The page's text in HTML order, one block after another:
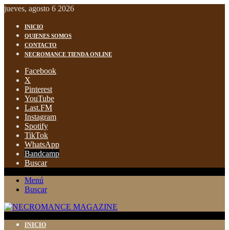
jueves, agosto 6 2026
INICIO
QUIENES SOMOS
CONTACTO
NECROMANCE TIENDA ONLINE
Facebook
X
Pinterest
YouTube
Last.FM
Instagram
Spotify
TikTok
WhatsApp
Bandcamp
Buscar
Menú
Buscar
INICIO